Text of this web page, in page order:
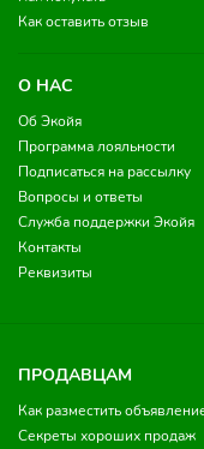
Как оставить отзыв
О НАС
Об Экойя
Программа лояльности
Подписаться на рассылку
Вопросы и ответы
Служба поддержки Экойя
Контакты
Реквизиты
ПРОДАВЦАМ
Как разместить
Секреты хороших продаж